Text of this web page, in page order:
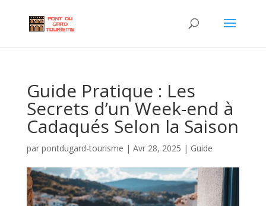
Guide Pratique : Les
Secrets d’un Week-end à
Cadaqués Selon la Saison
par pontdugard-tourisme | Avr 28, 2025 | Guide